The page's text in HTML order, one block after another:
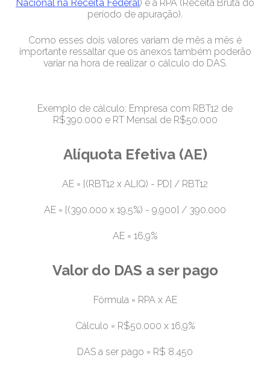
Nacional na Receita Federal) e a RPA (Receita Bruta do
período de apuração).
Como esses dois valores variam de mês a mês é
importante ressaltar que os anexos também poderão
variar na hora de realizar o cálculo do DAS.
Exemplo de cálculo: Empresa com RBT12 de
R$390.000 e RT Mensal de R$50.000
Alíquota Efetiva (AE)
AE = [(RBT12 x ALIQ) - PD] / RBT12
AE = [(390.000 x 19,5%) - 9,900] / 390.000
AE = 16,9%
Valor do DAS a ser pago
Fórmula = RPA x AE
Cálculo = R$50.000 x 16,9%
DAS a ser pago = R$ 8.450